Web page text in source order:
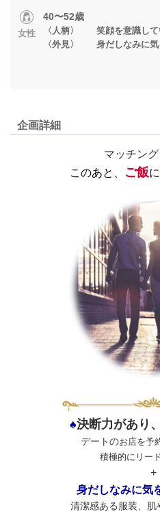
女性
40〜52歳
〈人柄〉 笑顔を意識して
〈外見〉 身だしなみに気
企画詳細
マッチング
このあと、
ご飯
♠決断力があり
デートのお店を予
積極的にリー
+
身だしなみに気
清潔感ある服装、